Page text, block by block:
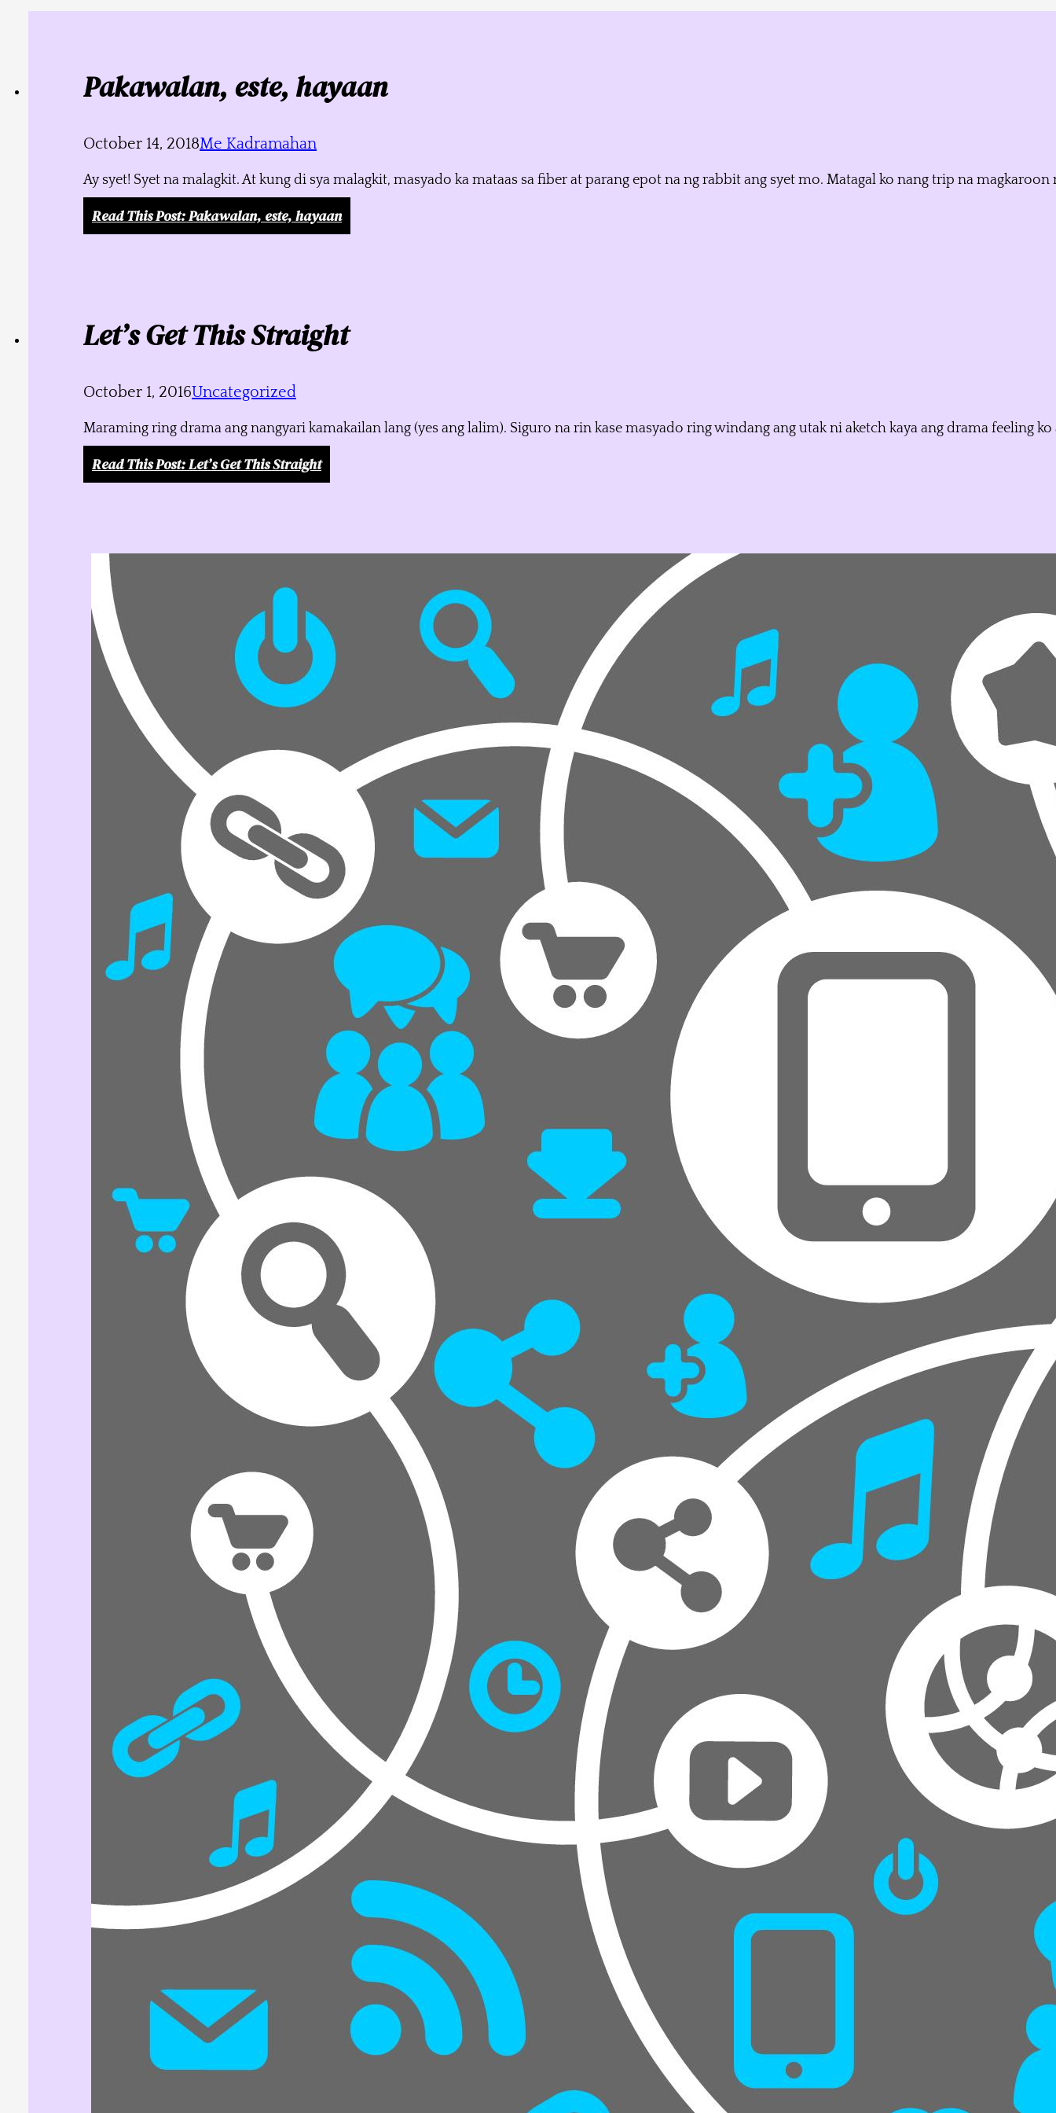
Pakawalan, este, hayaan
October 14, 2018Me Kadramahan
Ay syet! Syet na malagkit. At kung di sya malagkit, masyado ka mataas sa fiber at parang epot na ng rabbit ang syet mo. Matagal ko nang trip na
Read This Post: Pakawalan, este, hayaan
Let’s Get This Straight
October 1, 2016Uncategorized
Maraming ring drama ang nangyari kamakailan lang (yes ang lalim). Siguro na rin kase masyado ring windang ang utak ni aketch kaya ang drama
Read This Post: Let’s Get This Straight